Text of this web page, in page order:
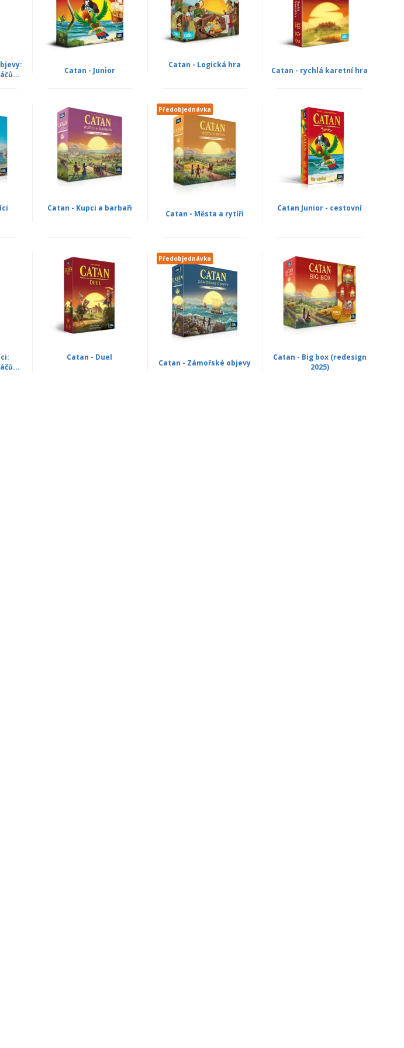
Catan - Junior
Catan - Logická hra
Catan - rychlá karetní hra
Catan - Kupci a barbaři
Předobjednávka
Catan - Města a rytíři
Catan Junior - cestovní
Catan - Duel
Předobjednávka
Catan - Zámořské objevy
Catan - Big box (redesign
2025)